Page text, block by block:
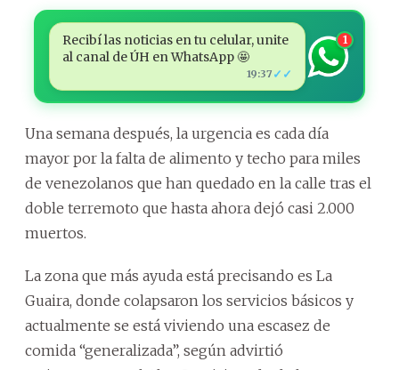
Recibí las noticias en tu celular, unite
al canal de ÚH en WhatsApp 🤩
19:37 ✓✓
1
Una semana después, la urgencia es cada día
mayor por la falta de alimento y techo para miles
de venezolanos que han quedado en la calle tras el
doble terremoto que hasta ahora dejó casi 2.000
muertos.
La zona que más ayuda está precisando es La
Guaira, donde colapsaron los servicios básicos y
actualmente se está viviendo una escasez de
comida “generalizada”, según advirtió